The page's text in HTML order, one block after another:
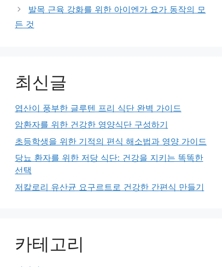
발목 근육 강화를 위한 아이엔가 요가 동작의 모
든 것
최신글
엽산이 풍부한 글루텐 프리 식단 완벽 가이드
암환자를 위한 건강한 영양식단 구성하기
초등학생을 위한 기적의 편식 해소법과 영양 가이드
당뇨 환자를 위한 저당 식단: 건강을 지키는 똑똑한
선택
저칼로리 유산균 요구르트로 건강한 간편식 만들기
카테고리